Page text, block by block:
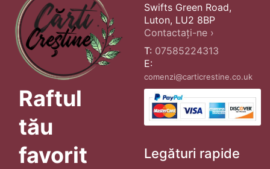
Raftul
tău
favorit
Swifts Green Road,
Luton, LU2 8BP
Contactați-ne ›
T: 07585224313
E:
comenzi@carticrestine.co.uk
Legături rapide